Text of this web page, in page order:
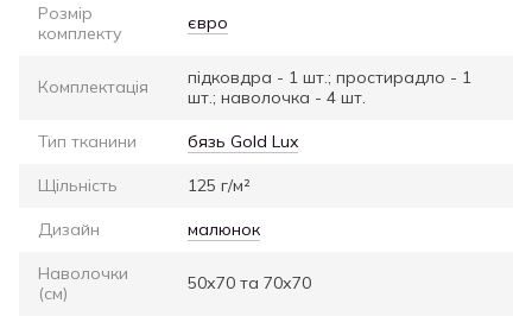
Розмір
комплекту
євро
Комплектація
підковдра - 1 шт.; простирадло - 1
шт.; наволочка - 4 шт.
Тип тканини бязь Gold Lux
Щільність 125 г/м²
Дизайн малюнок
Наволочки
(см)
50х70 та 70х70